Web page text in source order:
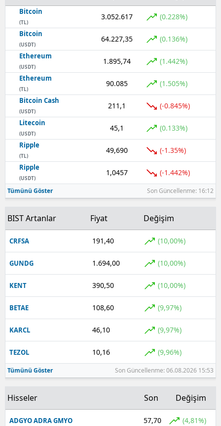
Bitcoin
(TL)
3.052.617 (0.228%)
Bitcoin
(USDT)
64.227,35 (0.136%)
Ethereum
(USDT)
1.895,74 (1.442%)
Ethereum
(TL)
90.085 (1.505%)
Bitcoin Cash
(USDT)
211,1 (-0.845%)
Litecoin
(USDT)
45,1 (0.133%)
Ripple
(TL)
49,690 (-1.35%)
Ripple
(USDT)
1,0457 (-1.442%)
Tümünü Göster Son Güncellenme: 16:12
BIST Artanlar Fiyat Değişim
CRFSA 191,40 (10,00%)
GUNDG 1.694,00 (10,00%)
KENT 390,50 (10,00%)
BETAE 108,60 (9,97%)
KARCL 46,10 (9,97%)
TEZOL 10,16 (9,96%)
Tümünü Göster Son Güncellenme: 06.08.2026 15:53
Hisseler Son Değişim
ADGYO ADRA GMYO 57,70 (4,81%)